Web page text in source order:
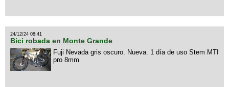
24/12/24 08:41
Bici robada en Monte Grande
Fuji Nevada gris oscuro. Nueva. 1 día de uso Stem MTI
pro 8mm